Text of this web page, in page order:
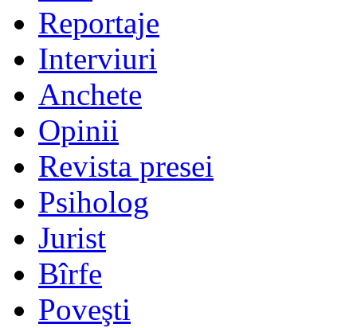
Reportaje
Interviuri
Anchete
Opinii
Revista presei
Psiholog
Jurist
Bîrfe
Poveşti